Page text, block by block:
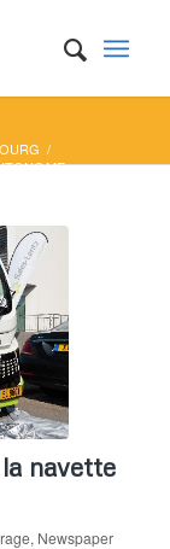
/
navette
, Newspaper